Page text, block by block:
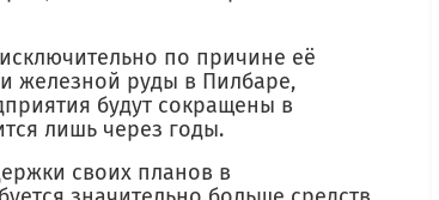
по причине её
железной руды в Пилбаре,
будут сокращены в
лишь через годы.
своих планов в